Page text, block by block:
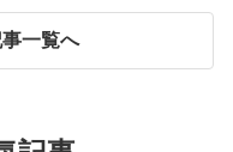
一覧へ